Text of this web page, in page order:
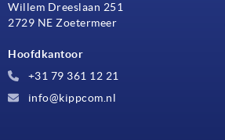
Willem Dreeslaan 251
2729 NE Zoetermeer
Hoofdkantoor
+31 79 361 12 21
info@kippcom.nl